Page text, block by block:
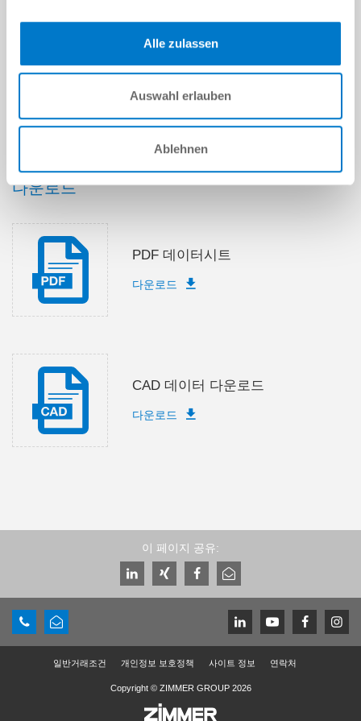
Alle zulassen
Auswahl erlauben
Ablehnen
기술 데이터
다운로드
PDF 데이터시트
다운로드
CAD 데이터 다운로드
다운로드
이 페이지 공유:
일반거래조건 개인정보 보호정책 사이트 정보 연락처
Copyright © ZIMMER GROUP 2026